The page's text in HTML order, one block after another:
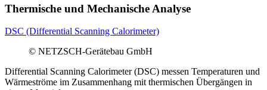
Thermische und Mechanische Analyse
DSC (Differential Scanning Calorimeter)
© NETZSCH-Gerätebau GmbH
Differential Scanning Calorimeter (DSC) messen Temperaturen und
Wärmeströme im Zusammenhang mit thermischen Übergängen in